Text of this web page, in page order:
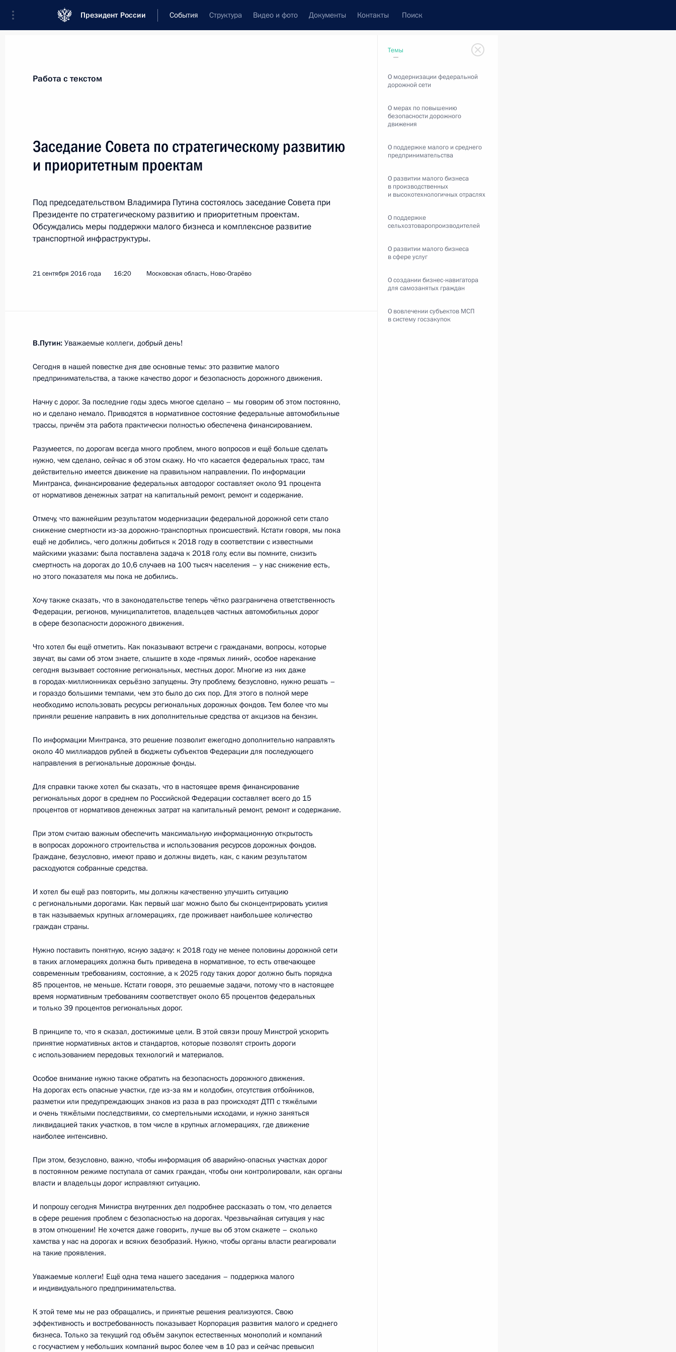
Президент России События Структура Видео и фото Документы Контакты Поиск
Комиссии и советы
июль, 2017
Новости
Совет по стратегическому развитию и национальным проектам
Показать следующие материалы
Заседание Совета по стратегическому развитию и приоритетным
Протокол заседания Совета по стратегическому развитию
2 апреля 2017 года, 18:00
21 марта 2017 года, вторник
Заседание Совета по стратегическому развитию и приоритетным
проектам
25 ноября 2016 года, пятница
Заседание Совета по стратегическому развитию и приоритетным
25 ноября 2016 года, 14:45 Москва, Кремль
21 сентября 2016 года, среда
Заседание Совета по стратегическому развитию и приоритетным
проектам
21 сентября 2016 года, 16:20 Московская область, Ново-Огарёво
13 июля 2016 года, среда
Заседание Совета по стратегическому развитию и приоритетным
проектам
13 июля 2016 года, 15:30 Москва, Кремль
30 июня 2016 года, четверг
Образован Совет при Президенте по стратегическому развитию
30 июня 2016 года, 12:00
Встреча с военнослужащими Военно-Морского Флота
26 июля 2026 года
Разделы сайта
Президента
России
События
Структура
Документы
Контакты
Поиск
Для СМИ
Подписаться
Справочник
Версия для людей
с ограниченными
возможностями
English
Информационные
ресурсы
Президента России
Президент России
Государственная
символика
Обратиться к Президенту
гражданам школьного
возраста
Виртуальный тур по
Кремлю
Владимир Путин —
Официальные
сетевые ресурсы
Президента России
MAX
Telegram-канал
YouTube
Администрация
Работа с текстом
Заседание Совета по стратегическому развитию
и приоритетным проектам
Под председательством Владимира Путина состоялось заседание Совета при
Президенте по стратегическому развитию и приоритетным проектам.
Обсуждались меры поддержки малого бизнеса и комплексное развитие
транспортной инфраструктуры.
21 сентября 2016 года 16:20 Московская область, Ново-Огарёво
В.Путин: Уважаемые коллеги, добрый день!
Сегодня в нашей повестке дня две основные темы: это развитие малого
предпринимательства, а также качество дорог и безопасность дорожного движения.
Начну с дорог. За последние годы здесь многое сделано – мы говорим об этом постоянно,
но и сделано немало. Приводятся в нормативное состояние федеральные автомобильные
трассы, причём эта работа практически полностью обеспечена финансированием.
Разумеется, по дорогам всегда много проблем, много вопросов и ещё больше сделать
нужно, чем сделано, сейчас я об этом скажу. Но что касается федеральных трасс, там
действительно имеется движение на правильном направлении. По информации
Минтранса, финансирование федеральных автодорог составляет около 91 процента
от нормативов денежных затрат на капитальный ремонт, ремонт и содержание.
Отмечу, что важнейшим результатом модернизации федеральной дорожной сети стало
снижение смертности из‑за дорожно-транспортных происшествий. Кстати говоря, мы пока
ещё не добились, чего должны добиться к 2018 году в соответствии с известными
майскими указами: была поставлена задача к 2018 голу, если вы помните, снизить
смертность на дорогах до 10,6 случаев на 100 тысяч населения – у нас снижение есть,
но этого показателя мы пока не добились.
Хочу также сказать, что в законодательстве теперь чётко разграничена ответственность
Федерации, регионов, муниципалитетов, владельцев частных автомобильных дорог
в сфере безопасности дорожного движения.
Что хотел бы ещё отметить. Как показывают встречи с гражданами, вопросы, которые
звучат, вы сами об этом знаете, слышите в ходе «прямых линий», особое нарекание
сегодня вызывает состояние региональных, местных дорог. Многие из них даже
в городах-миллионниках серьёзно запущены. Эту проблему, безусловно, нужно решать –
и гораздо большими темпами, чем это было до сих пор. Для этого в полной мере
необходимо использовать ресурсы региональных дорожных фондов. Тем более что мы
приняли решение направить в них дополнительные средства от акцизов на бензин.
По информации Минтранса, это решение позволит ежегодно дополнительно направлять
около 40 миллиардов рублей в бюджеты субъектов Федерации для последующего
направления в региональные дорожные фонды.
Для справки также хотел бы сказать, что в настоящее время финансирование
региональных дорог в среднем по Российской Федерации составляет всего до 15
процентов от нормативов денежных затрат на капитальный ремонт, ремонт и содержание.
При этом считаю важным обеспечить максимальную информационную открытость
в вопросах дорожного строительства и использования ресурсов дорожных фондов.
Граждане, безусловно, имеют право и должны видеть, как, с каким результатом
расходуются собранные средства.
И хотел бы ещё раз повторить, мы должны качественно улучшить ситуацию
с региональными дорогами. Как первый шаг можно было бы сконцентрировать усилия
в так называемых крупных агломерациях, где проживает наибольшее количество
граждан страны.
Нужно поставить понятную, ясную задачу: к 2018 году не менее половины дорожной сети
в таких агломерациях должна быть приведена в нормативное, то есть отвечающее
современным требованиям, состояние, а к 2025 году таких дорог должно быть порядка
85 процентов, не меньше. Кстати говоря, это решаемые задачи, потому что в настоящее
время нормативным требованиям соответствует около 65 процентов федеральных
и только 39 процентов региональных дорог.
В принципе то, что я сказал, достижимые цели. В этой связи прошу Минстрой ускорить
принятие нормативных актов и стандартов, которые позволят строить дороги
с использованием передовых технологий и материалов.
Особое внимание нужно также обратить на безопасность дорожного движения.
На дорогах есть опасные участки, где из‑за ям и колдобин, отсутствия отбойников,
разметки или предупреждающих знаков из раза в раз происходят ДТП с тяжёлыми
и очень тяжёлыми последствиями, со смертельными исходами, и нужно заняться
ликвидацией таких участков, в том числе в крупных агломерациях, где движение
наиболее интенсивно.
При этом, безусловно, важно, чтобы информация об аварийно-опасных участках дорог
в постоянном режиме поступала от самих граждан, чтобы они контролировали, как органы
власти и владельцы дорог исправляют ситуацию.
И попрошу сегодня Министра внутренних дел подробнее рассказать о том, что делается
в сфере решения проблем с безопасностью на дорогах. Чрезвычайная ситуация у нас
в этом отношении! Не хочется даже говорить, лучше вы об этом скажете – сколько
хамства у нас на дорогах и всяких безобразий. Нужно, чтобы органы власти реагировали
на такие проявления.
Уважаемые коллеги! Ещё одна тема нашего заседания – поддержка малого
и индивидуального предпринимательства.
К этой теме мы не раз обращались, и принятые решения реализуются. Свою
эффективность и востребованность показывает Корпорация развития малого и среднего
бизнеса. Только за текущий год объём закупок естественных монополий и компаний
с госучастием у небольших компаний вырос более чем в 10 раз и сейчас превысил
Темы
О модернизации федеральной
дорожной сети
О мерах по повышению
безопасности дорожного
движения
О поддержке малого и среднего
предпринимательства
О развитии малого бизнеса
в производственных
и высокотехнологичных отраслях
О поддержке
сельхозтоваропроизводителей
О развитии малого бизнеса
в сфере услуг
О создании бизнес-навигатора
для самозанятых граждан
О вовлечении субъектов МСП
в систему госзакупок